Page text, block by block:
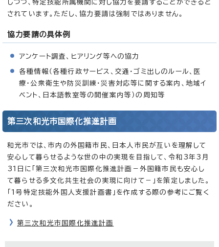
しつつ、特定技能所属機関に対し協力を要請することができると
されています。ただし、協力要請は強制ではありません。
協力要請の具体例
アンケート調査、ヒアリング等への協力
各種情報（各種行政サービス、交通・ゴミ出しのルール、医
療・公衆衛生や防災訓練・災害対応等に関する案内、地域イ
ベント、日本語教室等の開催案内等）の周知等
第三次和光市国際化推進計画
和光市では、市内の外国籍市民、日本人市民が互いを理解して
安心して暮らせるような世の中の実現を目指して、令和3年3月
31日に「第三次和光市国際化推進計画－外国籍市民も安心し
て暮らせる多文化共生社会の実現に向けて－」を策定しました。
「1号特定技能外国人支援計画書」を作成する際の参考にご覧く
ださい。
第三次和光市国際化推進計画